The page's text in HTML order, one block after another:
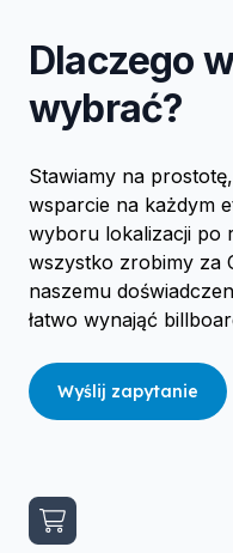
Dlaczego
wybrać?
Stawiamy na
wsparcie na każdym
wyboru lokalizacji po
wszystko zrobimy za
naszemu
łatwo wynająć
Wyślij zapytanie